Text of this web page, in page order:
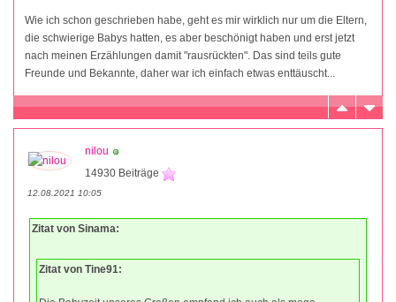
Wie ich schon geschrieben habe, geht es mir wirklich nur um die Eltern,
die schwierige Babys hatten, es aber beschönigt haben und erst jetzt
nach meinen Erzählungen damit "rausrückten". Das sind teils gute
Freunde und Bekannte, daher war ich einfach etwas enttäuscht...
nilou
14930 Beiträge
12.08.2021 10:05
Zitat von Sinama:
Zitat von Tine91: